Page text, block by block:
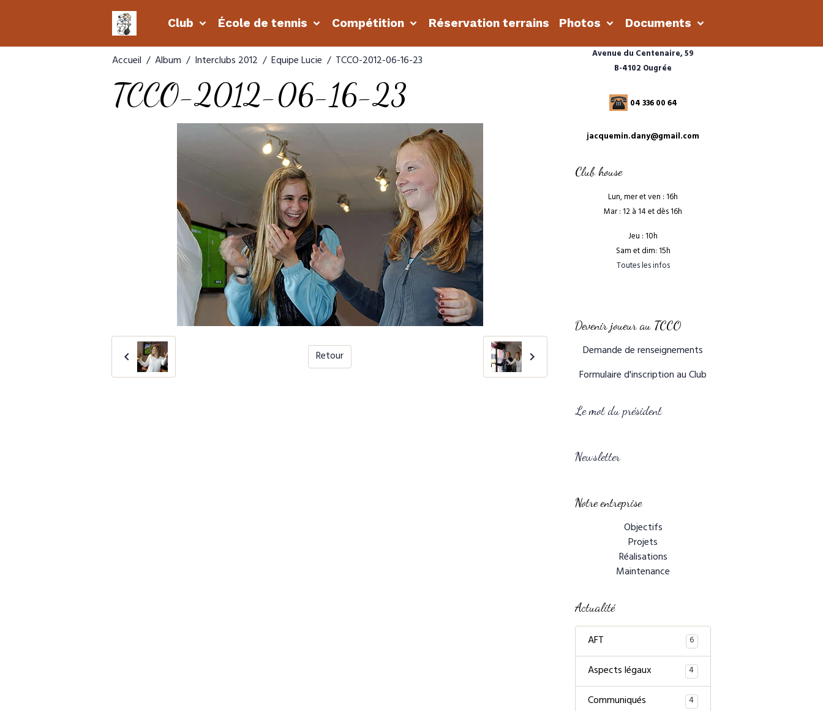
Club École de tennis Compétition Réservation terrains Photos Documents
Accueil Album Interclubs 2012 Equipe Lucie TCCO-2012-06-16-23
TCCO-2012-06-16-23
Retour
Avenue du Centenaire, 59
B-4102 Ougrée
04 336 00 64
jacquemin.dany@gmail.com
Club house
Lun, mer et ven : 16h
Mar : 12 à 14 et dès 16h
Jeu : 10h
Sam et dim: 15h
Toutes les infos
Devenir joueur au TCCO
Demande de renseignements
Formulaire d'inscription au Club
Le mot du président
Newsletter
Notre entreprise
Objectifs
Projets
Réalisations
Maintenance
Actualité
AFT 6
Aspects légaux 4
Communiqués 4